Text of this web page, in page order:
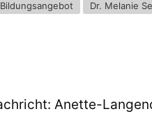
Bildungsangebot
Dr. Melanie